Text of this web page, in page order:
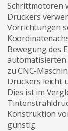
Schrittmotoren
Druckers
Vorrichtungen
Bewegung des
automatisierten
zu CNC-
Druckers leicht
Dies ist im
Konstruktion
günstig.